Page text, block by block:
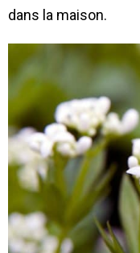
dans la maison.